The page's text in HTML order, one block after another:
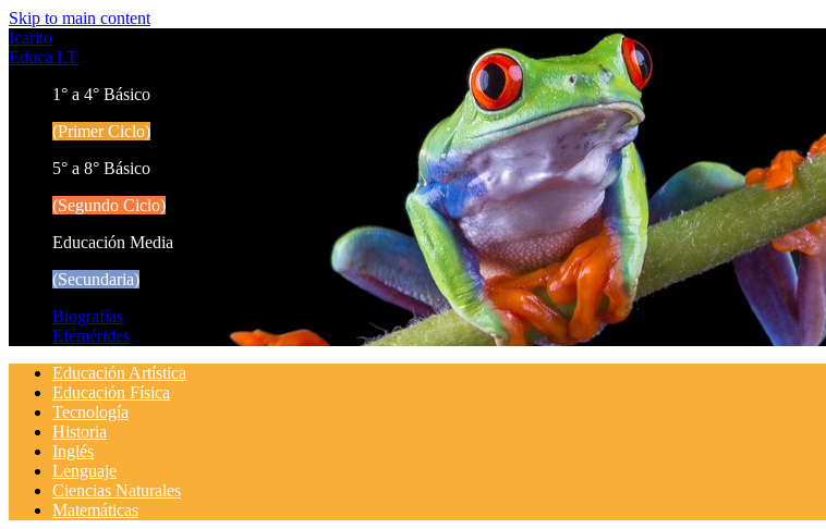
Skip to main content
Icarito
Educa LT
1° a 4° Básico
(Primer Ciclo)
5° a 8° Básico
(Segundo Ciclo)
Educación Media
(Secundaria)
Biografías
Efemérides
Educación Artística
Educación Física
Tecnología
Historia
Inglés
Lenguaje
Ciencias Naturales
Matemáticas